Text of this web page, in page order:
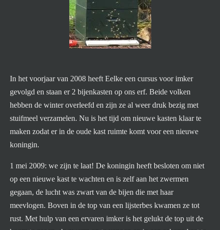
In het voorjaar van 2008 heeft Eelke een cursus voor imker
gevolgd en staan er 2 bijenkasten op ons erf. Beide volken
hebben de winter overleefd en zijn ze al weer druk bezig met
stuifmeel verzamelen. Nu is het tijd om nieuwe kasten klaar te
maken zodat er in de oude kast ruimte komt voor een nieuwe
koningin.
1 mei 2009: we zijn te laat! De koningin heeft besloten om niet
op een nieuwe kast te wachten en is zelf aan het zwermen
gegaan, de lucht was zwart van de bijen die met haar
meevlogen. Boven in de top van een lijsterbes kwamen ze tot
rust. Met hulp van een ervaren imker is het gelukt de top uit de